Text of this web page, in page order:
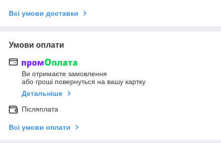
Всі умови доставки
Умови оплати
Ви отримаєте замовлення
або гроші повернуться на вашу картку
Детальніше
Післяплата
Всі умови оплати